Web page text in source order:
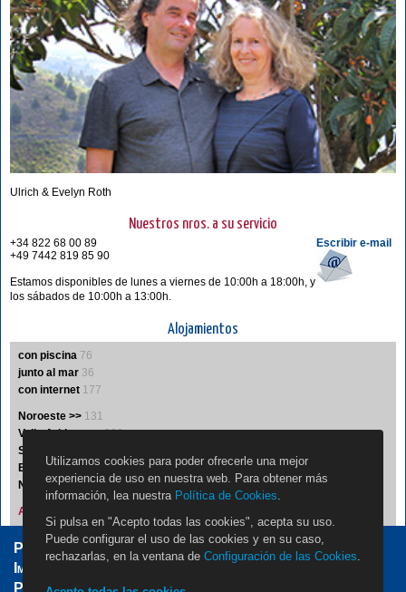
Ulrich & Evelyn Roth
Nuestros nros. a su servicio
Escribir e-mail
+34 822 68 00 89
+49 7442 819 85 90
Estamos disponibles de lunes a viernes de 10:00h a 18:00h, y
los sábados de 10:00h a 13:00h.
Alojamientos
con piscina 76
junto al mar 36
con internet 177
Noroeste >> 131
Valle Aridane >> 229
Sur >>
Este >> 19
Noreste >> 5
Alojamientos A-Z
Propietarios Jobs
Contacto
Impressum / Aviso Legal
Condiciones Generales
Protección de Datos
Configuración de las Cookies
Utilizamos cookies para poder ofrecerle una mejor
experiencia de uso en nuestra web. Para obtener más
información, lea nuestra Política de Cookies.
Si pulsa en "Acepto todas las cookies", acepta su uso.
Puede configurar el uso de las cookies y en su caso,
rechazarlas, en la ventana de Configuración de las Cookies.